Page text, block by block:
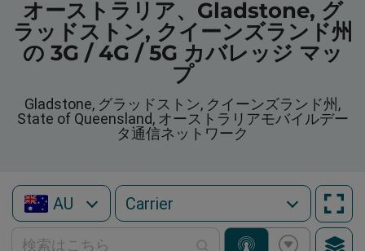
オーストラリア、Gladstone, グ
ラッドストン, クイーンズランド州
の 3G / 4G / 5G カバレッジ マッ
プ
Gladstone, グラッドストン, クイーンズランド州,
State of Queensland, オーストラリアモバイルデー
タ通信ネットワーク
AU